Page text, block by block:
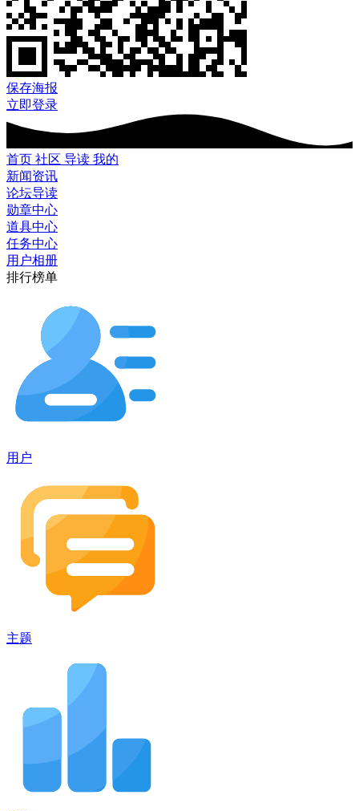
保存海报
立即登录
首页 社区 导读 我的
新闻资讯
论坛导读
勋章中心
道具中心
任务中心
用户相册
排行榜单
用户
主题